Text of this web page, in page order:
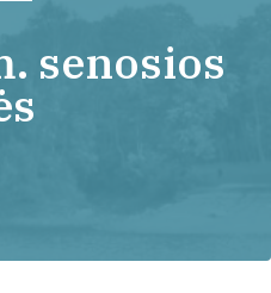
senosios